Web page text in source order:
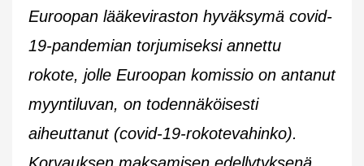
Euroopan lääkeviraston hyväksymä covid-
19-pandemian torjumiseksi annettu
rokote, jolle Euroopan komissio on antanut
myyntiluvan, on todennäköisesti
aiheuttanut (covid-19-rokotevahinko).
Korvauksen maksamisen edellytyksenä